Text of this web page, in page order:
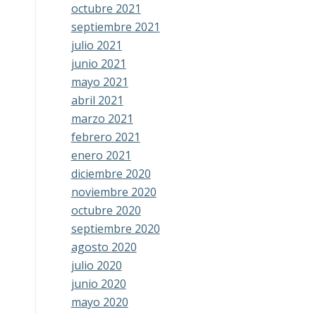
octubre 2021
septiembre 2021
julio 2021
junio 2021
mayo 2021
abril 2021
marzo 2021
febrero 2021
enero 2021
diciembre 2020
noviembre 2020
octubre 2020
septiembre 2020
agosto 2020
julio 2020
junio 2020
mayo 2020